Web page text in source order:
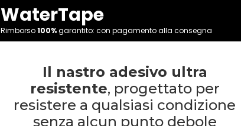
WaterTape
Rimborso100%garantito: con pagamento alla consegna
Il nastro adesivo ultra
resistente, progettato per
resistere a qualsiasi condizione
senza alcun punto debole